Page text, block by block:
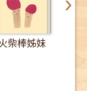
柴棒姊妹